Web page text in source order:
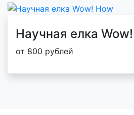
Научная елка
от 800 рублей